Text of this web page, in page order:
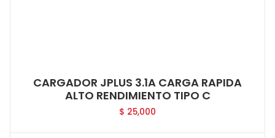
CARGADOR JPLUS 3.1A CARGA RAPIDA
ALTO RENDIMIENTO TIPO C
$ 25,000